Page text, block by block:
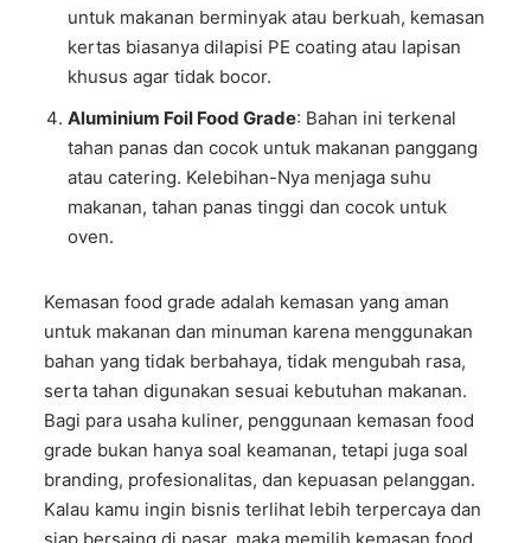
untuk makanan berminyak atau berkuah, kemasan
kertas biasanya dilapisi PE coating atau lapisan
khusus agar tidak bocor.
Aluminium Foil Food Grade: Bahan ini terkenal
tahan panas dan cocok untuk makanan panggang
atau catering. Kelebihan-Nya menjaga suhu
makanan, tahan panas tinggi dan cocok untuk
oven.
Kemasan food grade adalah kemasan yang aman
untuk makanan dan minuman karena menggunakan
bahan yang tidak berbahaya, tidak mengubah rasa,
serta tahan digunakan sesuai kebutuhan makanan.
Bagi para usaha kuliner, penggunaan kemasan food
grade bukan hanya soal keamanan, tetapi juga soal
branding, profesionalitas, dan kepuasan pelanggan.
Kalau kamu ingin bisnis terlihat lebih terpercaya dan